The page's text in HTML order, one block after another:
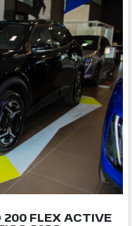
200 FLEX ACTIVE